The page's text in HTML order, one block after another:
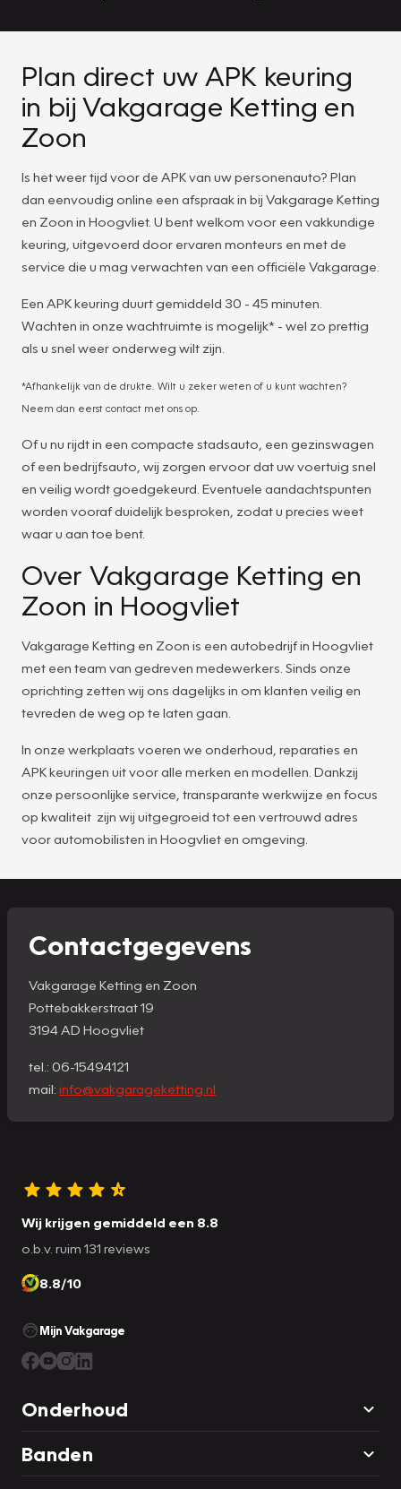
Plan direct uw APK keuring
in bij Vakgarage Ketting en
Zoon
Is het weer tijd voor de APK van uw personenauto? Plan
dan eenvoudig online een afspraak in bij Vakgarage Ketting
en Zoon in Hoogvliet. U bent welkom voor een vakkundige
keuring, uitgevoerd door ervaren monteurs en met de
service die u mag verwachten van een officiële Vakgarage.
Een APK keuring duurt gemiddeld 30 - 45 minuten.
Wachten in onze wachtruimte is mogelijk* - wel zo prettig
als u snel weer onderweg wilt zijn.
*Afhankelijk van de drukte. Wilt u zeker weten of u kunt wachten?
Neem dan eerst contact met ons op.
Of u nu rijdt in een compacte stadsauto, een gezinswagen
of een bedrijfsauto, wij zorgen ervoor dat uw voertuig snel
en veilig wordt goedgekeurd. Eventuele aandachtspunten
worden vooraf duidelijk besproken, zodat u precies weet
waar u aan toe bent.
Over Vakgarage Ketting en
Zoon in Hoogvliet
Vakgarage Ketting en Zoon is een autobedrijf in Hoogvliet
met een team van gedreven medewerkers. Sinds onze
oprichting zetten wij ons dagelijks in om klanten veilig en
tevreden de weg op te laten gaan.
In onze werkplaats voeren we onderhoud, reparaties en
APK keuringen uit voor alle merken en modellen. Dankzij
onze persoonlijke service, transparante werkwijze en focus
op kwaliteit zijn wij uitgegroeid tot een vertrouwd adres
voor automobilisten in Hoogvliet en omgeving.
Contactgegevens
Vakgarage Ketting en Zoon
Pottebakkerstraat 19
3194 AD Hoogvliet
tel.: 06-15494121
mail: info@vakgarageketting.nl
Wij krijgen gemiddeld een 8.8
o.b.v. ruim 131 reviews
8.8/10
Mijn Vakgarage
Onderhoud
Banden